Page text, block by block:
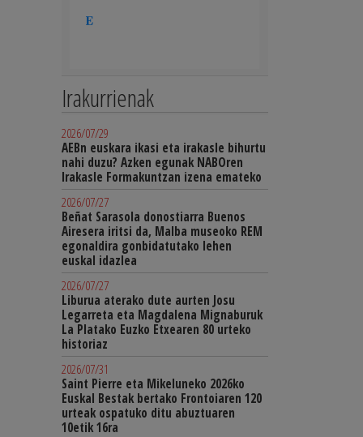
Irakurrienak
2026/07/29
AEBn euskara ikasi eta irakasle bihurtu
nahi duzu? Azken egunak NABOren
Irakasle Formakuntzan izena emateko
2026/07/27
Beñat Sarasola donostiarra Buenos
Airesera iritsi da, Malba museoko REM
egonaldira gonbidatutako lehen
euskal idazlea
2026/07/27
Liburua aterako dute aurten Josu
Legarreta eta Magdalena Mignaburuk
La Platako Euzko Etxearen 80 urteko
historiaz
2026/07/31
Saint Pierre eta Mikeluneko 2026ko
Euskal Bestak bertako Frontoiaren 120
urteak ospatuko ditu abuztuaren
10etik 16ra